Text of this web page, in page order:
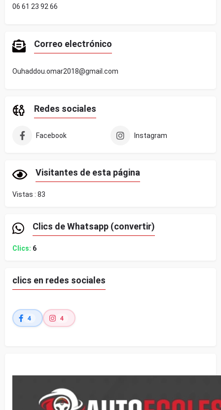
06 61 23 92 66
Correo electrónico
Ouhaddou.omar2018@gmail.com
Redes sociales
Facebook Instagram
Visitantes de esta página
Vistas : 83
Clics de Whatsapp (convertir)
Clics: 6
clics en redes sociales
4 4